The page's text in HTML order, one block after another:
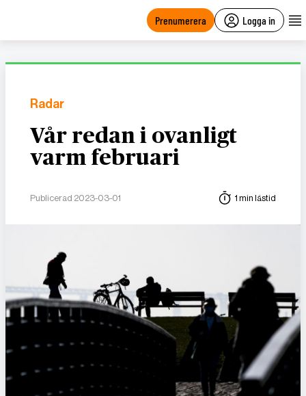
Prenumerera Logga in
Radar
Vår redan i ovanligt
varm februari
Publicerad 2023-03-01 1 min lästid